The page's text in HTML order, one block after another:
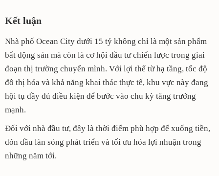
Kết luận
Nhà phố Ocean City dưới 15 tỷ không chỉ là một sản phẩm
bất động sản mà còn là cơ hội đầu tư chiến lược trong giai
đoạn thị trường chuyển mình. Với lợi thế từ hạ tầng, tốc độ
đô thị hóa và khả năng khai thác thực tế, khu vực này đang
hội tụ đầy đủ điều kiện để bước vào chu kỳ tăng trưởng
mạnh.
Đối với nhà đầu tư, đây là thời điểm phù hợp để xuống tiền,
đón đầu làn sóng phát triển và tối ưu hóa lợi nhuận trong
những năm tới.